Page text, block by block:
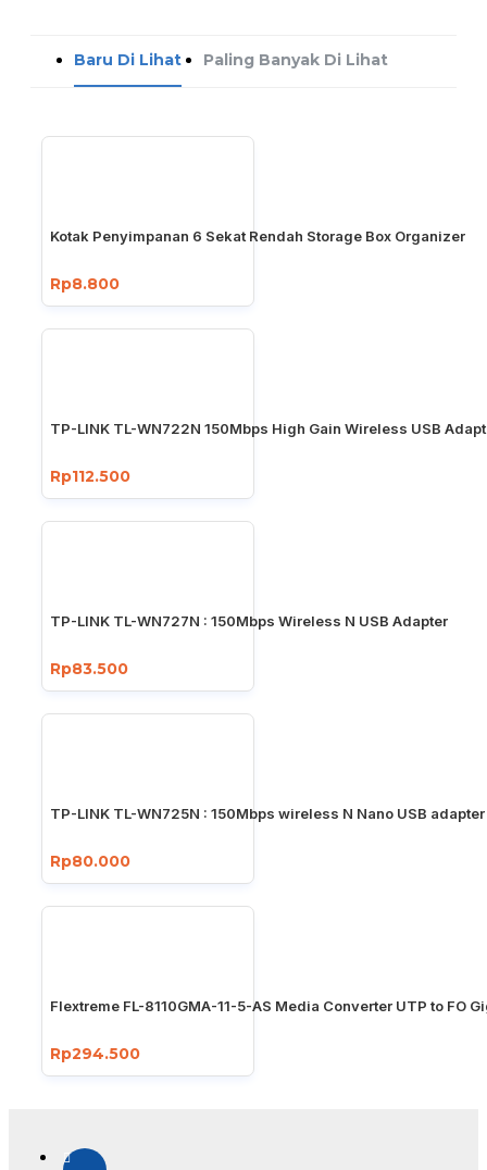
Baru Di Lihat Paling Banyak Di Lihat
Kotak Penyimpanan 6 Sekat Rendah Storage Box Organizer
Rp8.800
TP-LINK TL-WN722N 150Mbps High Gain Wireless USB
Rp112.500
TP-LINK TL-WN727N : 150Mbps Wireless N USB Adapter
Rp83.500
TP-LINK TL-WN725N : 150Mbps wireless N Nano USB adapter
Rp80.000
Flextreme FL-8110GMA-11-5-AS Media Converter UTP to FO
Rp294.500